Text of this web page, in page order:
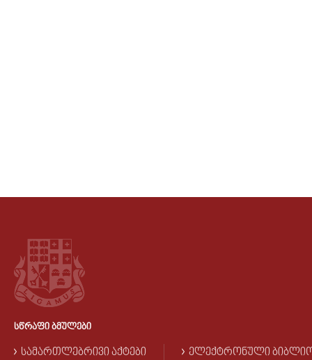
ᲡᲬᲠᲐᲤᲘ ᲑᲛᲣᲚᲔᲑᲘ
ᲡᲐᲛᲐᲠᲗᲚᲔᲑᲠᲘᲕᲘ ᲐᲥᲢᲔᲑᲘ
ᲔᲚᲔᲥᲢᲠᲝᲜᲣᲚᲘ